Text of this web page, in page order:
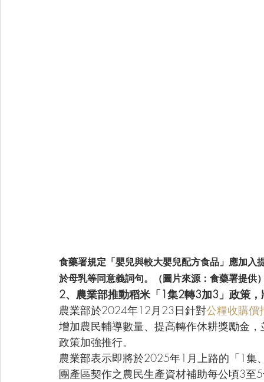
食藥署規定「嬰兒與較大嬰兒配方食品」應加入
於母乳等同意義詞句。（圖片來源：食藥署提供
2、農業部推動稻米「1集2轉3加3」政策
農業部於2024年12月23日針對公糧收購價
增加農民輔導數量、提高轉作休耕獎勵金
政策加強推行。
農業部表示即將於2025年1月上路的「1集
團產區契作之農民生產資材補助每公頃3至